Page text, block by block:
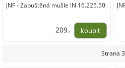
JNF - Zapuštěná mušle IN.16.225.50
209,-
Strana 3